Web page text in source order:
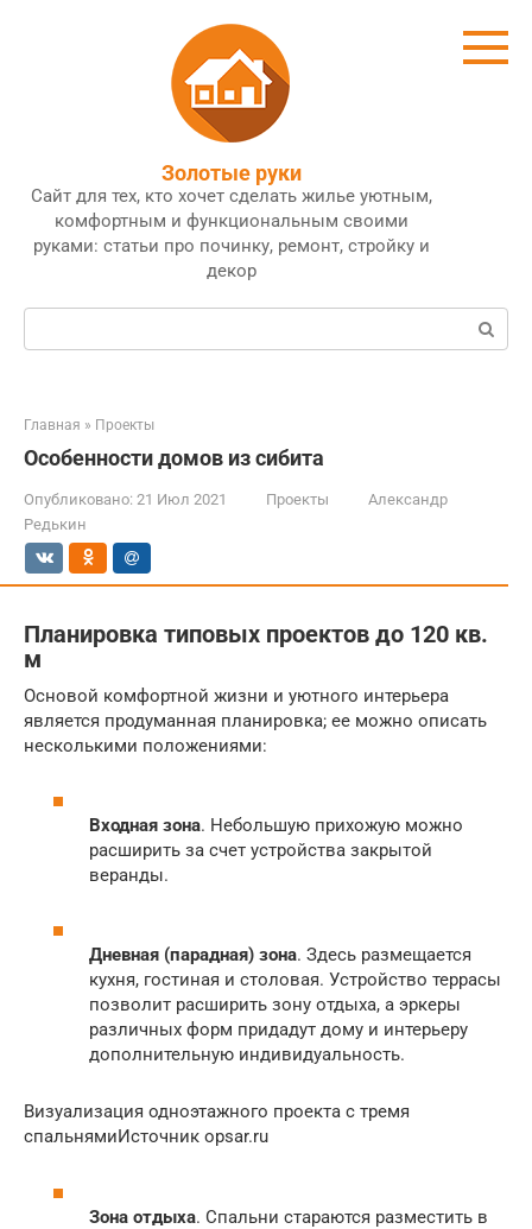
Золотые руки
Сайт для тех, кто хочет сделать жилье уютным,
комфортным и функциональным своими
руками: статьи про починку, ремонт, стройку и
декор
Поиск:
Главная » Проекты
Особенности домов из сибита
Опубликовано: 21 Июл 2021 Проекты
Александр
Редькин
Планировка типовых проектов до 120 кв.
м
Основой комфортной жизни и уютного интерьера
является продуманная планировка; ее можно описать
несколькими положениями:
Входная зона. Небольшую прихожую можно
расширить за счет устройства закрытой
веранды.
Дневная (парадная) зона. Здесь размещается
кухня, гостиная и столовая. Устройство террасы
позволит расширить зону отдыха, а эркеры
различных форм придадут дому и интерьеру
дополнительную индивидуальность.
Визуализация одноэтажного проекта с тремя
спальнямиИсточник opsar.ru
Зона отдыха. Спальни стараются разместить в